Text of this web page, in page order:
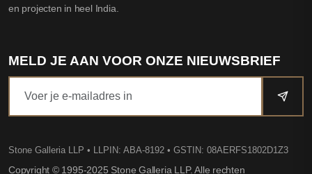
en projecten in heel India.
MELD JE AAN VOOR ONZE NIEUWSBRIEF
Stone Galleria LLP • LLPIN: ABA-8192 • GSTIN: 08AERFS1802D1Z3
Copyright © 1995-2025 Stone Galleria LLP. Alle rechten